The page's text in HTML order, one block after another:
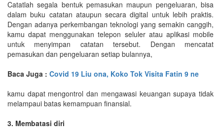
Catatlah segala bentuk pemasukan maupun pengeluaran, bisa
dalam buku catatan ataupun secara digital untuk lebih praktis.
Dengan adanya perkembangan teknologi yang semakin canggih,
kamu dapat menggunakan telepon seluler atau aplikasi mobile
untuk menyimpan catatan tersebut. Dengan mencatat
pemasukan dan pengeluaran setiap bulannya,
Baca Juga : Covid 19 Liu ona, Koko Tok Visita Fatin 9 ne
kamu dapat mengontrol dan mengawasi keuangan supaya tidak
melampaui batas kemampuan finansial.
3. Membatasi diri